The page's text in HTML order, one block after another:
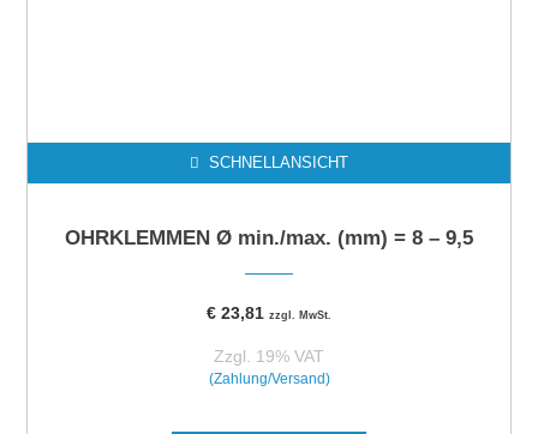
SCHNELLANSICHT
OHRKLEMMEN Ø min./max. (mm) = 8 – 9,5
€ 23,81 zzgl. MwSt.
Zzgl. 19% VAT
(Zahlung/Versand)